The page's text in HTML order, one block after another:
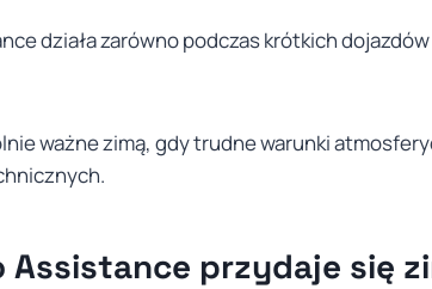
działa zarówno podczas krótkich
ważne zimą, gdy trudne warunki
Assistance przydaje się